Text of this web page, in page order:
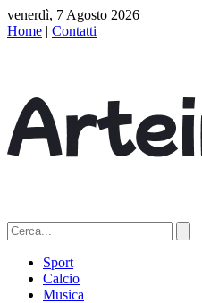
venerdì, 7 Agosto 2026
Home | Contatti
Sport
Calcio
Musica